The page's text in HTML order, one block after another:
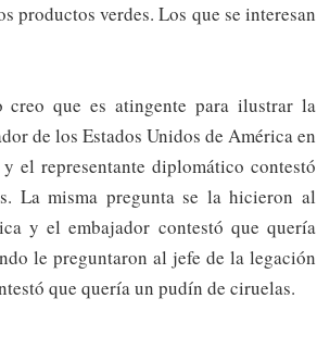
productos verdes. Los que se interesan
que es atingente para ilustrar la
de los Estados Unidos de América en
el representante diplomático contestó
La misma pregunta se la hicieron al
y el embajador contestó que quería
le preguntaron al jefe de la legación
que quería un pudín de ciruelas.